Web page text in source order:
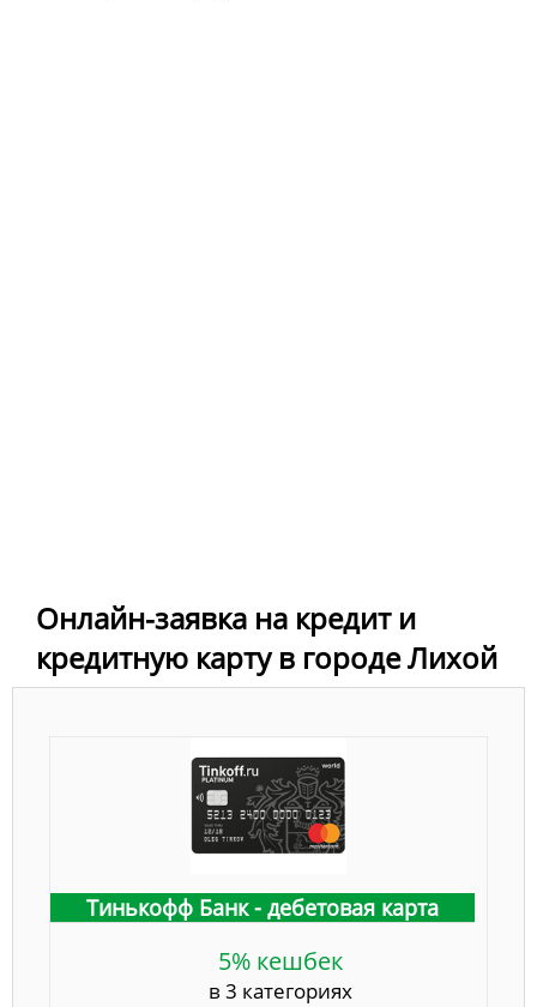
Онлайн-заявка на кредит и
кредитную карту в городе Лихой
Тинькофф Банк - дебетовая карта
5% кешбек
в 3 категориях